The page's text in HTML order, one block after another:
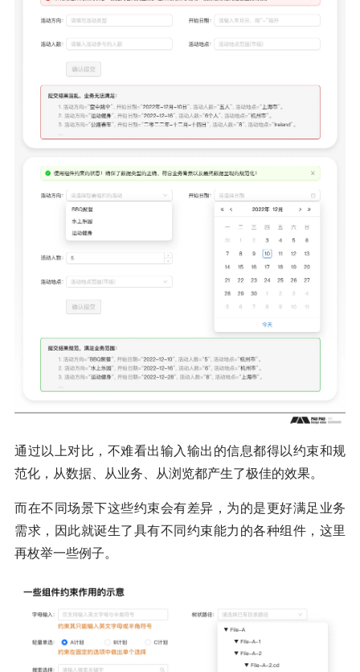
通过以上对比，不难看出输入输出的信息都得以约束和规
范化，从数据、从业务、从浏览都产生了极佳的效果。
而在不同场景下这些约束会有差异，为的是更好满足业务
需求，因此就诞生了具有不同约束能力的各种组件，这里
再枚举一些例子。